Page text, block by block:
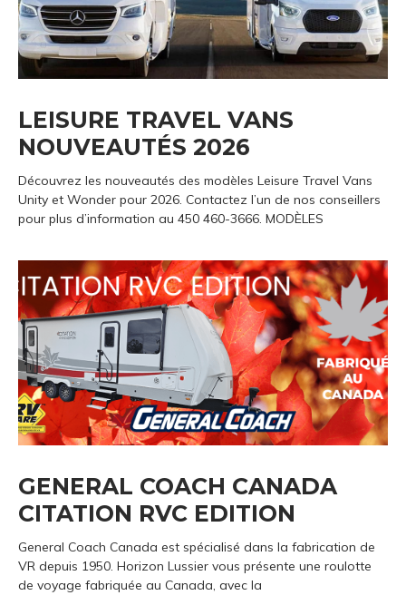
LEISURE TRAVEL VANS
NOUVEAUTÉS 2026
Découvrez les nouveautés des modèles Leisure Travel Vans
Unity et Wonder pour 2026. Contactez l’un de nos conseillers
pour plus d’information au 450 460-3666. MODÈLES
GENERAL COACH CANADA
CITATION RVC EDITION
General Coach Canada est spécialisé dans la fabrication de
VR depuis 1950. Horizon Lussier vous présente une roulotte
de voyage fabriquée au Canada, avec la